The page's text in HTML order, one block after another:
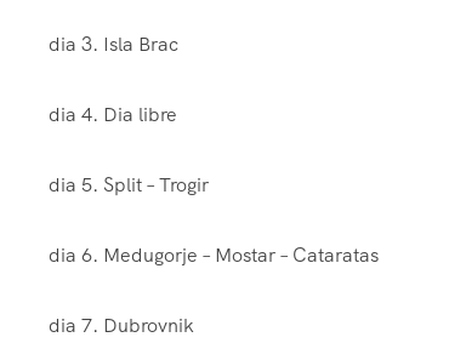
dia 3. Isla Brac
dia 4. Dia libre
dia 5. Split – Trogir
dia 6. Medugorje – Mostar – Cataratas
dia 7. Dubrovnik